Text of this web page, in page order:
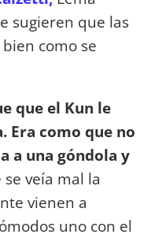
sugieren que las
como se
que el Kun le
Era como que no
a una góndola y
veía mal la
vienen a
uno con el